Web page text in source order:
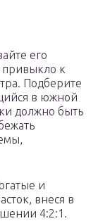
его
привыкло к
Подберите
в южной
должно быть
и
внеся в
4:2:1.